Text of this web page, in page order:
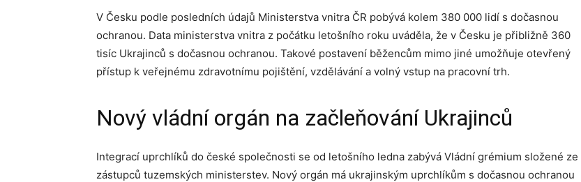
V Česku podle posledních údajů Ministerstva vnitra ČR pobývá kolem 380 000 lidí s dočasnou
ochranou. Data ministerstva vnitra z počátku letošního roku uváděla, že v Česku je přibližně 360
tisíc Ukrajinců s dočasnou ochranou. Takové postavení běžencům mimo jiné umožňuje otevřený
přístup k veřejnému zdravotnímu pojištění, vzdělávání a volný vstup na pracovní trh.
Nový vládní orgán na začleňování Ukrajinců
Integrací uprchlíků do české společnosti se od letošního ledna zabývá Vládní grémium složené ze
zástupců tuzemských ministerstev. Nový orgán má ukrajinským uprchlíkům s dočasnou ochranou